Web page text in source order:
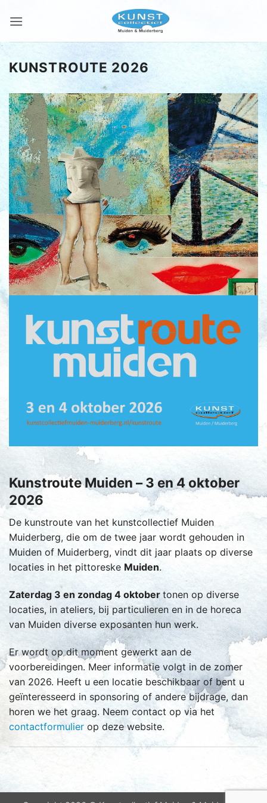
naar
KUNSTROUTE 2026
Kunstroute Muiden – 3 en 4 oktober
2026
De kunstroute van het kunstcollectief Muiden
Muiderberg, die om de twee jaar wordt gehouden in
Muiden of Muiderberg, vindt dit jaar plaats op diverse
locaties in het pittoreske Muiden.
Zaterdag 3 en zondag 4 oktober tonen op diverse
locaties, in ateliers, bij particulieren en in de horeca
van Muiden diverse exposanten hun werk.
Er wordt op dit moment gewerkt aan de
voorbereidingen. Meer informatie volgt in de zomer
van 2026. Heeft u een locatie beschikbaar of bent u
geïnteresseerd in sponsoring of andere bijdrage, dan
horen we het graag. Neem contact op via het
contactformulier op deze website.